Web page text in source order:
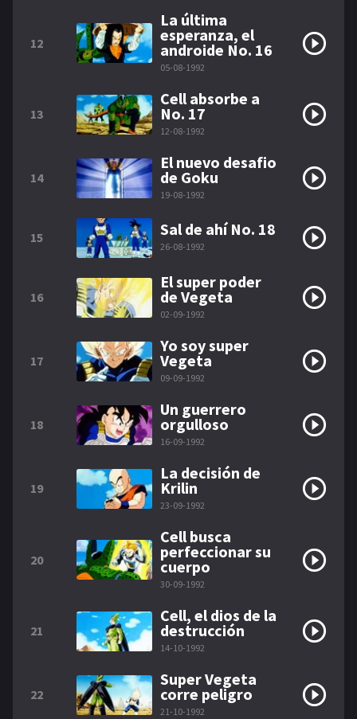
12
La última
esperanza, el
androide No. 16
05-08-1992
13
Cell absorbe a
No. 17
12-08-1992
14
El nuevo desafio
de Goku
19-08-1992
15 Sal de ahí No. 18
26-08-1992
16
El super poder
de Vegeta
02-09-1992
17
Yo soy super
Vegeta
09-09-1992
18
Un guerrero
orgulloso
16-09-1992
19
La decisión de
Krilin
23-09-1992
20
Cell busca
perfeccionar su
cuerpo
30-09-1992
21
Cell, el dios de la
destrucción
14-10-1992
22
Super Vegeta
corre peligro
21-10-1992